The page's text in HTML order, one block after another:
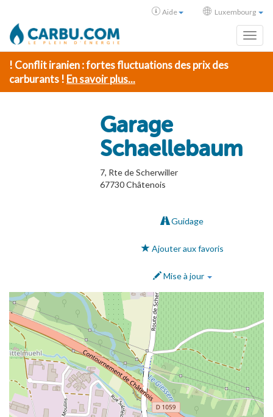
Aide Luxembourg
! Conflit iranien : fortes fluctuations des prix des
carburants ! En savoir plus...
Garage
Schaellebaum
7, Rte de Scherwiller
67730Châtenois
Guidage
Ajouter aux favoris
Mise à jour